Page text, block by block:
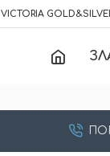
VICTORIA